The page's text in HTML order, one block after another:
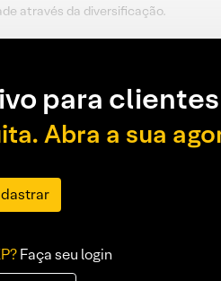
através da diversificação.
para
Abra a sua
Faça seu login